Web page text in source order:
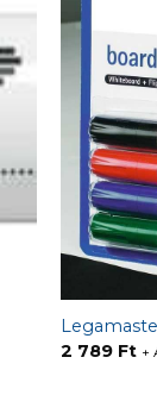
2 789 Ft +